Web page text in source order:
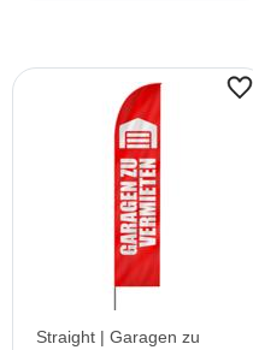
Straight | Garagen zu